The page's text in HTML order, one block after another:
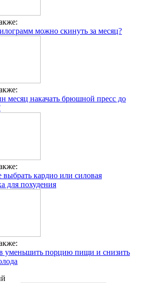
можно скинуть за месяц?
месяц накачать брюшной пресс до
кардио или силовая
для похудения
уменьшить порцию пищи и снизить